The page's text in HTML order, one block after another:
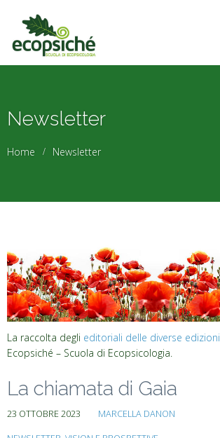
Newsletter
Home Newsletter
La raccolta degli editoriali delle diverse edizioni
Ecopsiché – Scuola di Ecopsicologia.
La chiamata di Gaia
23 OTTOBRE 2023 MARCELLA DANON